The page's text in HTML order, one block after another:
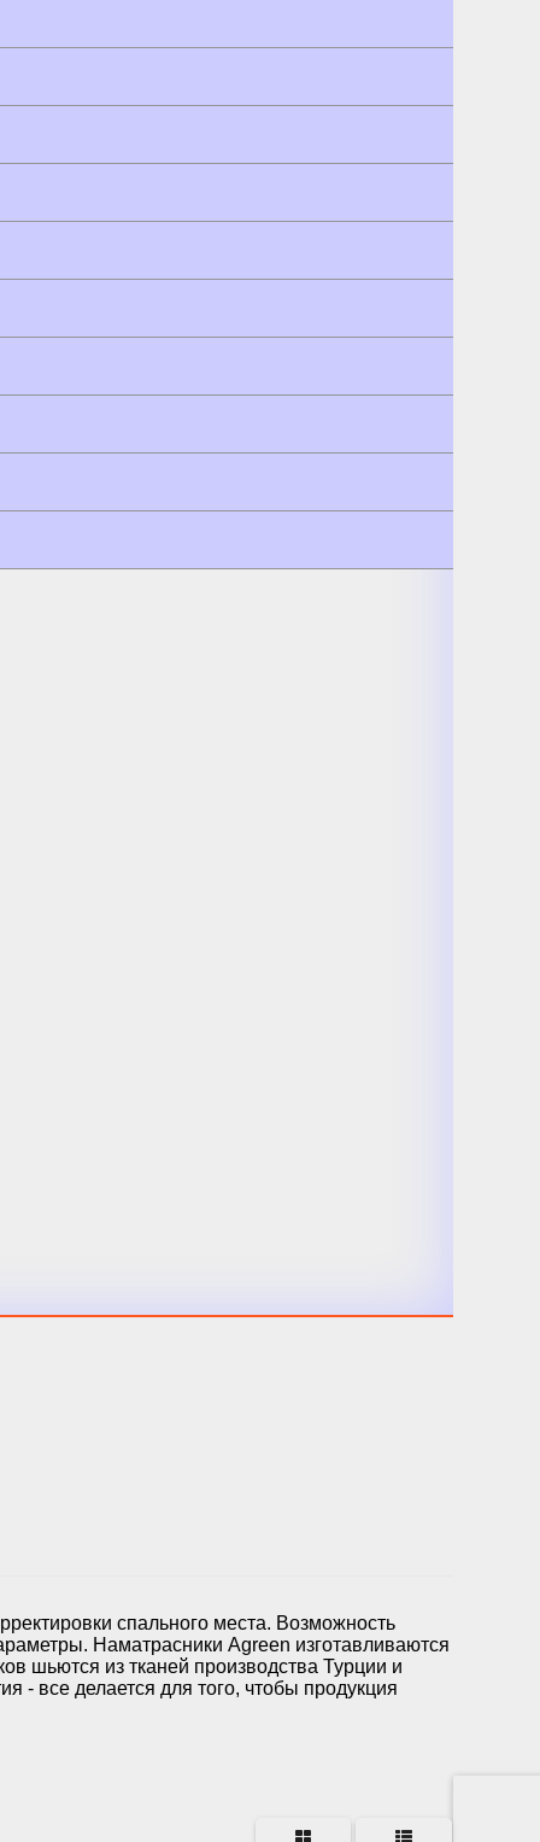
спального места. Возможность
Наматрасники Agreen изготавливаются
шьются из тканей производства Турции и
- все делается для того, чтобы продукция